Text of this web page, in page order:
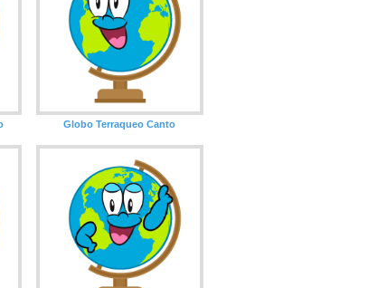
Globo Terraqueo Canto